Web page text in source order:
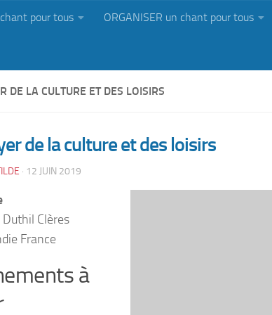
pour tous ORGANISER un chant pour tous
DE LA CULTURE ET DES LOISIRS
de la culture et des loisirs
· 12 JUIN 2019
Clères
France
à